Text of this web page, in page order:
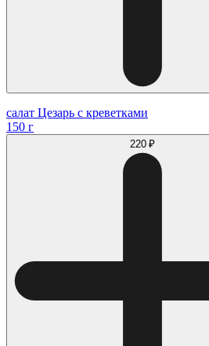
салат Цезарь с креветками
150 г
220 ₽